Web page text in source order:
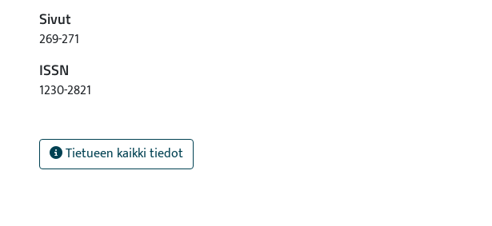
Sivut
269-271
ISSN
1230-2821
Tietueen kaikki tiedot